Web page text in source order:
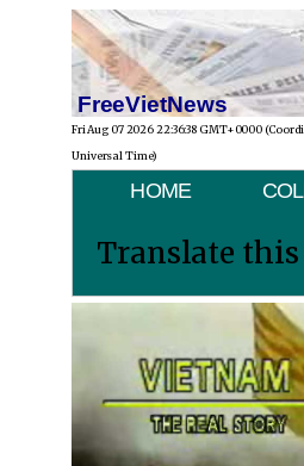
FreeVietNews
Fri Aug 07 2026 22:36:38 GMT+0000
Universal Time)
HOME
Translate this